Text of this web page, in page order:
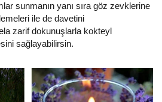
sunmanın yanı sıra göz zevklerine
ile de davetini
zarif dokunuşlarla kokteyl
sağlayabilirsin.